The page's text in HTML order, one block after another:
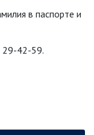
в паспорте и
29-42-59.